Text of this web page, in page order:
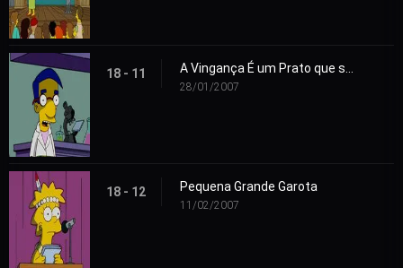
18 - 11
28/01/2007
18 - 12 Pequena Grande Garota
11/02/2007